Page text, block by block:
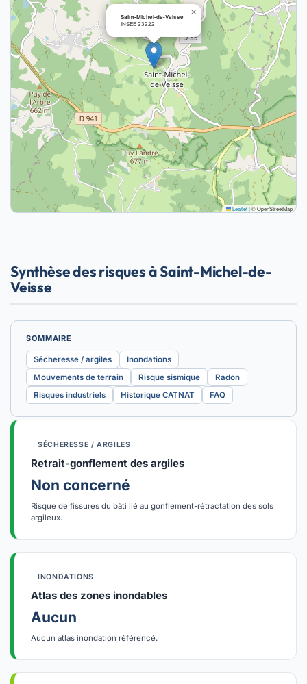
Saint-Michel-de-Veisse
INSEE 23222
×
Leaflet|© OpenStreetMap
Synthèse des risques à Saint-Michel-de-
Veisse
SOMMAIRE
Sécheresse / argiles
Inondations
Mouvements de terrain
Risque sismique
Radon
Risques industriels
Historique CATNAT FAQ
SÉCHERESSE / ARGILES
Retrait-gonflement des argiles
Non concerné
Risque de fissures du bâti lié au gonflement-rétractation des sols
argileux.
INONDATIONS
Atlas des zones inondables
Aucun
Aucun atlas inondation référencé.